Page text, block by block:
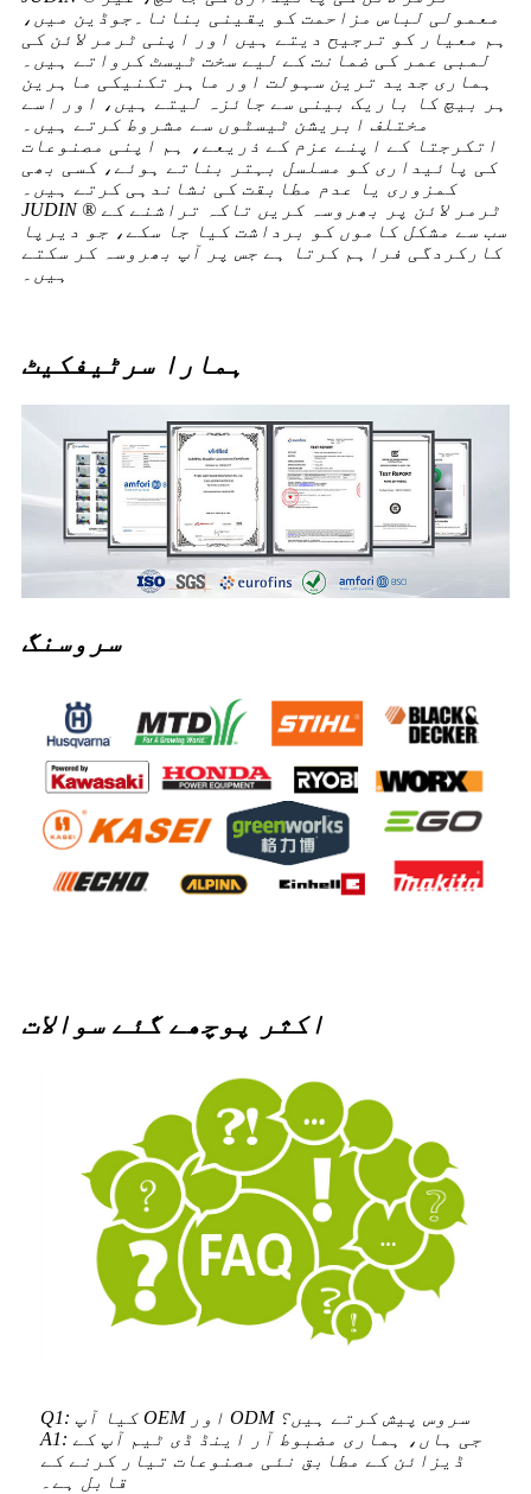
معمولی لباس مزاحمت کو یقینی بنانا۔جوڈین میں،
ہم معیار کو ترجیح دیتے ہیں اور اپنی ٹرمر لائن کی
لمبی عمر کی ضمانت کے لیے سخت ٹیسٹ کرواتے ہیں۔
ہماری جدید ترین سہولت اور ماہر تکنیکی ماہرین
ہر بیچ کا باریک بینی سے جائزہ لیتے ہیں، اور اسے
مختلف ابریشن ٹیسٹوں سے مشروط کرتے ہیں۔
اتکرجتا کے اپنے عزم کے ذریعے، ہم اپنی مصنوعات
کی پائیداری کو مسلسل بہتر بناتے ہوئے، کسی بھی
کمزوری یا عدم مطابقت کی نشاندہی کرتے ہیں۔
JUDIN ® ٹرمر لائن پر بھروسہ کریں تاکہ تراشنے کے
سب سے مشکل کاموں کو برداشت کیا جا سکے، جو دیرپا
کارکردگی فراہم کرتا ہے جس پر آپ بھروسہ کر سکتے
ہیں۔
ہمارا سرٹیفکیٹ
سروسنگ
اکثر پوچھے گئے سوالات
Q1: کیا آپ OEM اور ODM سروس پیش کرتے ہیں؟
A1: جی ہاں، ہماری مضبوط آر اینڈ ڈی ٹیم آپ کے
ڈیزائن کے مطابق نئی مصنوعات تیار کرنے کے
قابل ہے۔